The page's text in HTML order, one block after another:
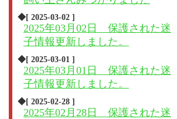
◆[ 2025-03-02 ]
2025年03月02日 保護された迷
子情報更新しました。
◆[ 2025-03-01 ]
2025年03月01日 保護された迷
子情報更新しました。
◆[ 2025-02-28 ]
2025年02月28日 保護された迷